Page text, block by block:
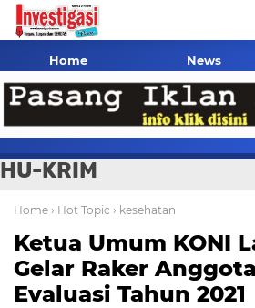
Home News
HU-KRIM
Home › Hot Topic › kesehatan
Ketua Umum KONI
Gelar Raker
Evaluasi Tahun 2021